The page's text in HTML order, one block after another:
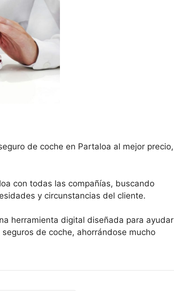
de coche en Partaloa al mejor precio,
con todas las compañías, buscando
y circunstancias del cliente.
herramienta digital diseñada para ayudar
de coche, ahorrándose mucho